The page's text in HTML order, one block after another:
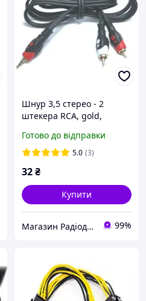
Шнур 3,5 стерео - 2
штекера RCA, gold,
чорний
Готово до відправки
5.0 (3)
32₴
Купити
Магазин Радіодеталей 99%